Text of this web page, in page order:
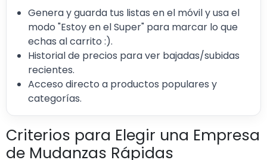
Genera y guarda tus listas en el móvil y usa el
modo "Estoy en el Super" para marcar lo que
echas al carrito :).
Historial de precios para ver bajadas/subidas
recientes.
Acceso directo a productos populares y
categorías.
Criterios para Elegir una Empresa
de Mudanzas Rápidas